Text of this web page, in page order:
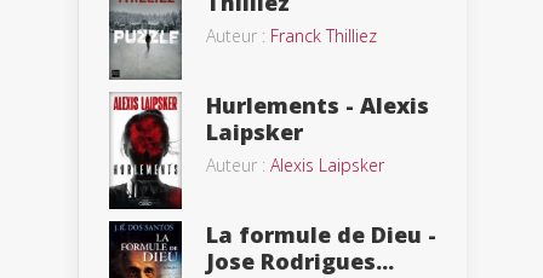
Auteur : Franck Thilliez
Hurlements - Alexis
Laipsker
Auteur : Alexis Laipsker
La formule de Dieu -
Jose Rodrigues...